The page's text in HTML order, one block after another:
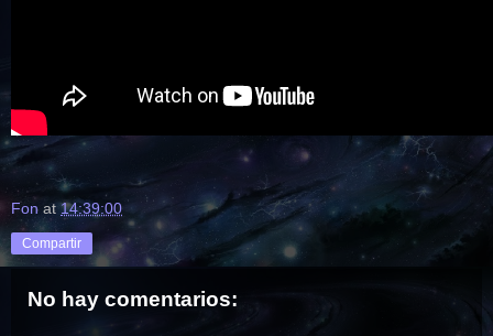
Fon at 14:39:00
Compartir
No hay comentarios: